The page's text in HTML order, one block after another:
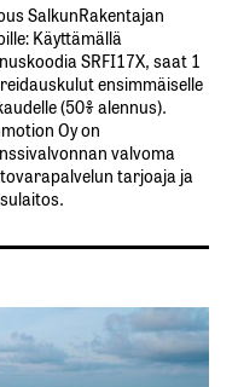
SalkunRakentajan
Käyttämällä​
​SRFI17X,​ ​saat​ ​1
​ensimmäiselle​
​(50%​ ​alennus).
Oy on
valvoma
tarjoaja ja